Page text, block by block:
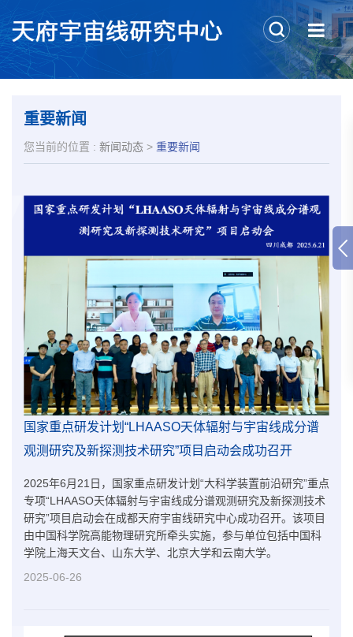
重要新闻
您当前的位置 : 新闻动态 > 重要新闻
国家重点研发计划“LHAASO天体辐射与宇宙线成分谱
观测研究及新探测技术研究”项目启动会成功召开
2025年6月21日，国家重点研发计划“大科学装置前沿研究”重点
专项“LHAASO天体辐射与宇宙线成分谱观测研究及新探测技术
研究”项目启动会在成都天府宇宙线研究中心成功召开。该项目
由中国科学院高能物理研究所牵头实施，参与单位包括中国科
学院上海天文台、山东大学、北京大学和云南大学。
2025-06-26